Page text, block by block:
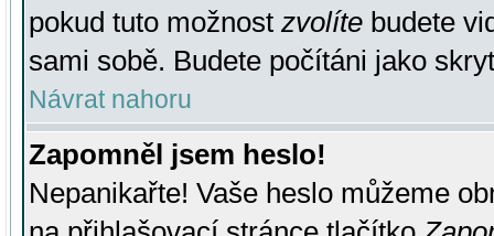
pokud tuto možnost zvolíte budete
sami sobě. Budete počítáni jako
Návrat nahoru
Zapomněl jsem heslo!
Nepanikařte! Vaše heslo můžeme